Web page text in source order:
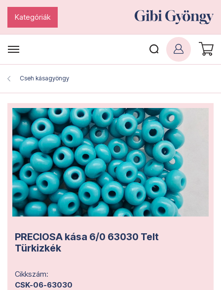
Kategóriák
Cseh kásagyöngy
PRECIOSA kása 6/0 63030 Telt
Türkizkék
Cikkszám:
CSK-06-63030